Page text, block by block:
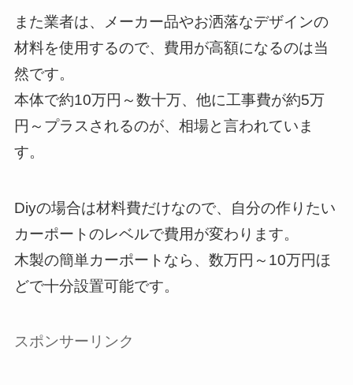
また業者は、メーカー品やお洒落なデザインの
材料を使用するので、費用が高額になるのは当
然です。
本体で約10万円～数十万、他に工事費が約5万
円～プラスされるのが、相場と言われていま
す。
Diyの場合は材料費だけなので、自分の作りたい
カーポートのレベルで費用が変わります。
木製の簡単カーポートなら、数万円～10万円ほ
どで十分設置可能です。
スポンサーリンク